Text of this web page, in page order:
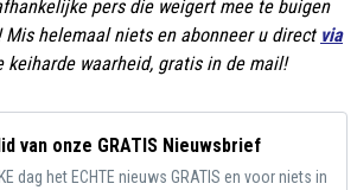
pers die weigert mee te buigen
helemaal niets en abonneer u direct via
keiharde waarheid, gratis in de mail!
van onze GRATIS Nieuwsbrief
dag het ECHTE nieuws GRATIS en voor niets in